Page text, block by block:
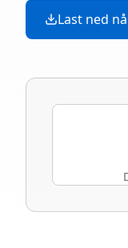
Last ned nå